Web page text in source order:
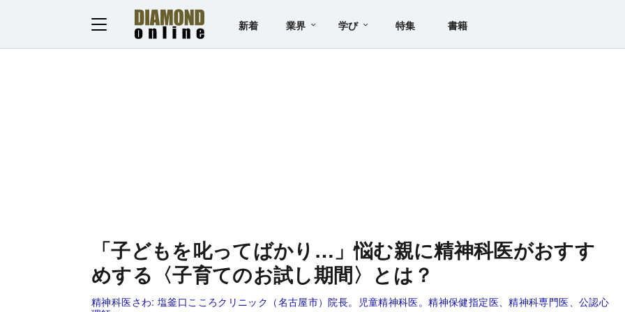
新着 業界 学び 特集 書籍
「子どもを叱ってばかり…」悩む親に精神科医がおすす
めする〈子育てのお試し期間〉とは？
精神科医さわ: 塩釜口こころクリニック（名古屋市）院長。児童精神科医。精神保健指定医、精神科専門医、公認心